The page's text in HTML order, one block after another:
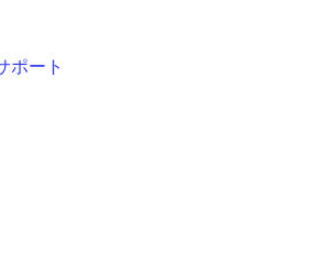
ポート